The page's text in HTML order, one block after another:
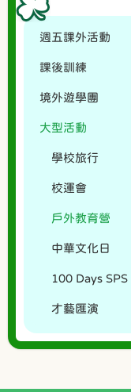
週五課外活動
課後訓練
境外遊學團
大型活動
學校旅行
校運會
戶外教育營
中華文化日
100 Days SPS
才藝匯演